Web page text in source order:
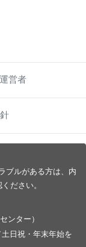
運営者
ブルがある方は、内
ださい。
ンター）
土日祝・年末年始を